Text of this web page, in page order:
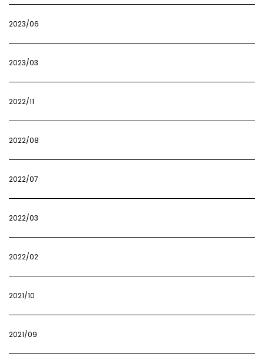
2023/06
2023/03
2022/11
2022/08
2022/07
2022/03
2022/02
2021/10
2021/09